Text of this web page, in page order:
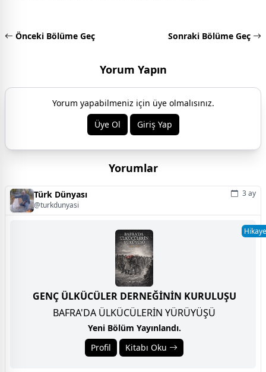
Önceki Bölüme Geç Sonraki Bölüme Geç
Yorum Yapın
Yorum yapabilmeniz için üye olmalısınız.
Üye Ol
Giriş Yap
Yorumlar
Türk Dünyası
@turkdunyasi
3 ay
GENÇ ÜLKÜCÜLER DERNEĞİNİN KURULUŞU
BAFRA'DA ÜLKÜCÜLERİN YÜRÜYÜŞÜ
Yeni Bölüm Yayınlandı.
Profil
Kitabı Oku